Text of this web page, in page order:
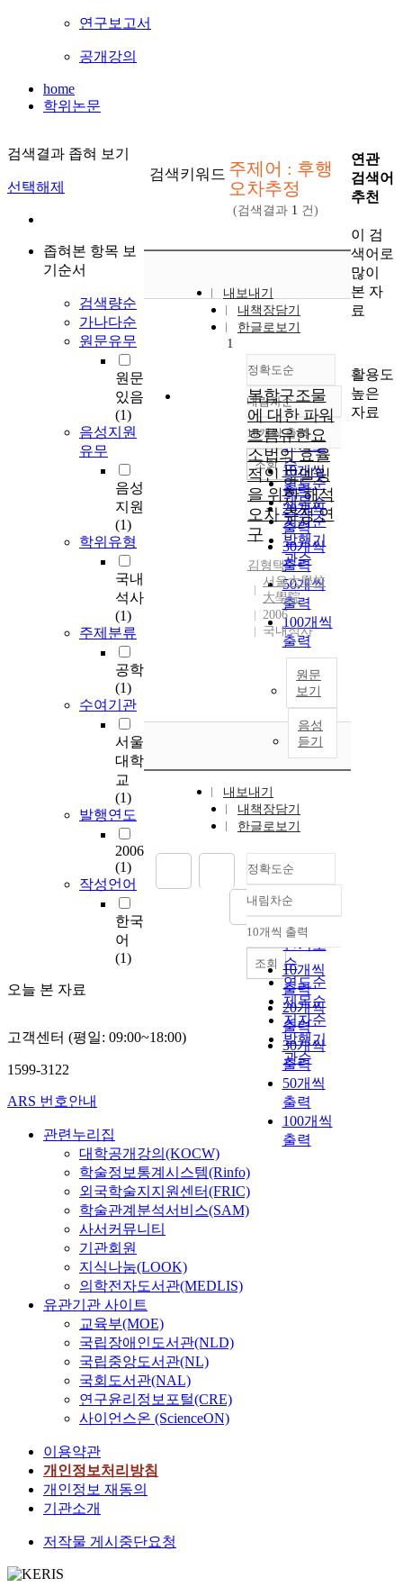
연구보고서
공개강의
home
학위논문
검색결과 좁혀 보기
선택해제
좁혀본 항목 보
기순서
검색량순
가나다순
원문유무
원문
있음
(1)
음성지원
유무
음성
지원
(1)
학위유형
국내
석사
(1)
주제분류
공학
(1)
수여기관
서울
대학
교
(1)
발행연도
2006
(1)
작성언어
한국
어
(1)
오늘 본 자료
검색키워드 주제어 : 후행
오차추정
(검색결과 1 건)
내보내기
내책장담기
한글로보기
정확도순
정확도
순
인기도
순
연도순
제목순
저자순
발행기
관순
내림차순
내림차순
10개씩 출력
10개씩
출력
20개씩
출력
30개씩
출력
50개씩
출력
100개씩
출력
조회
1
복합구조물
에 대한 파워
흐름유한요
소법의 효율
적인 모델링
을 위한 해석
오차 추정 연
구
김형택
서울大學校
大學院
2006
국내석사
원문
보기
음성
듣기
내보내기
내책장담기
한글로보기
정확도순
정확도
순
인기도
순
연도순
제목순
저자순
발행기
관순
내림차순
내림차순
10개씩 출력
10개씩
출력
20개씩
출력
30개씩
출력
50개씩
출력
100개씩
출력
조회
연관
검색어
추천
이 검
색어로
많이
본 자
료
활용도
높은
자료
고객센터 (평일: 09:00~18:00)
1599-3122
ARS 번호안내
관련누리집
대학공개강의(KOCW)
학술정보통계시스템(Rinfo)
외국학술지지원센터(FRIC)
학술관계분석서비스(SAM)
사서커뮤니티
기관회원
지식나눔(LOOK)
의학전자도서관(MEDLIS)
유관기관 사이트
교육부(MOE)
국립장애인도서관(NLD)
국립중앙도서관(NL)
국회도서관(NAL)
연구윤리정보포털(CRE)
사이언스온 (ScienceON)
이용약관
개인정보처리방침
개인정보 재동의
기관소개
저작물 게시중단요청